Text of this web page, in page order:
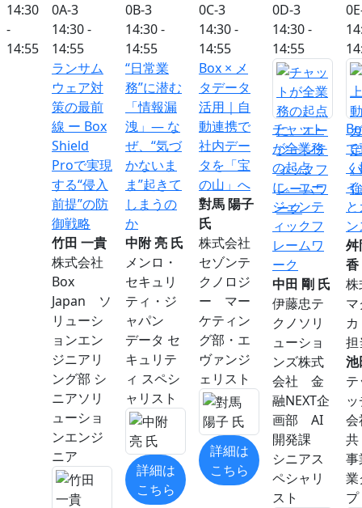
14:30
-
14:55
0A-3
14:30 -
14:55
ランサム
ウェア対
策の最前
線 ー Box
Shield
Proで実現
する“侵入
前提”の防
御戦略
竹田 一貴
株式会社
Box
Japan ソ
リューシ
ョンエン
ジニアリ
ング部 シ
ニアソリ
ューショ
ンエンジ
ニア
0B-3
14:30 -
14:55
“日常業
務”に潜む
「情報漏
洩」― な
ぜ、“気づ
かないま
ま”起きて
しまうの
か
中附 亮 氏
メンロ・
セキュリ
ティ・ジ
ャパン
データ セ
キュリテ
ィ スペシ
ャリスト
詳細は
こちら
0C-3
14:30 -
14:55
Box × メ
タデータ
活用｜自
動連携で
社内デー
タを「宝
の山」へ
對馬 陽子
氏
株式会社
セゾンテ
クノロジ
ー マー
ケティン
グ部・エ
ヴァンジ
ェリスト
詳細は
こちら
0D-3
14:30 -
14:55
チャット
が全業務
の起点
に。エー
ジェンテ
ィックフ
レームワ
ーク
中田 剛 氏
伊藤忠テ
クノソリ
ューショ
ンズ株式
会社 金
融NEXT企
画部 AI
開発課
シニアス
ペシャリ
スト
舛
香
株
担
池
共
事
業
プ